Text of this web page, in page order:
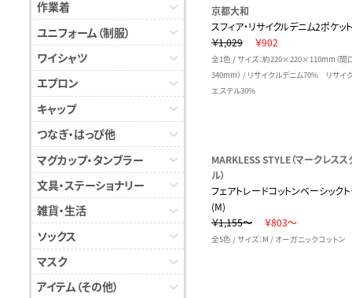
作業着
ユニフォーム（制服）
ワイシャツ
エプロン
キャップ
つなぎ・はっぴ他
マグカップ・タンブラー
文具・ステーショナリー
雑貨・生活
ソックス
マスク
アイテム（その他）
京都大和
スフィア・リサイクルデニム2ポケッ
￥1,029
￥902
全1色 / サイズ：約220×220×110mm（間
340mm） / リサイクルデニム70% リサイ
エステル30%
MARKLESS STYLE（マークレスス
ル）
フェアトレードコットンベーシック
(M)
￥1,155～
￥803～
全5色 / サイズ：M / オーガニックコットン